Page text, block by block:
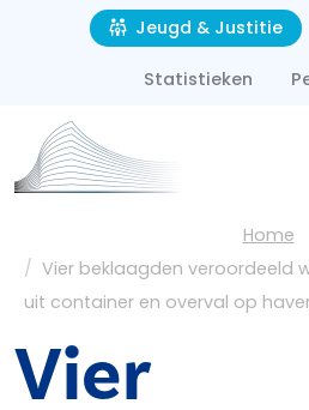
Overslaan en naar de inhoud gaan
SecondJeugd & Justitie
Statistieken
Kruimelpad
Home
Vier beklaagden veroordeeld
uit container en overval op
Vier